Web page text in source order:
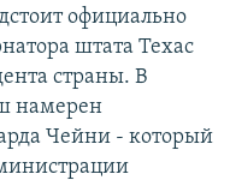
официально
штата Техас
страны. В
намерен
Чейни - который